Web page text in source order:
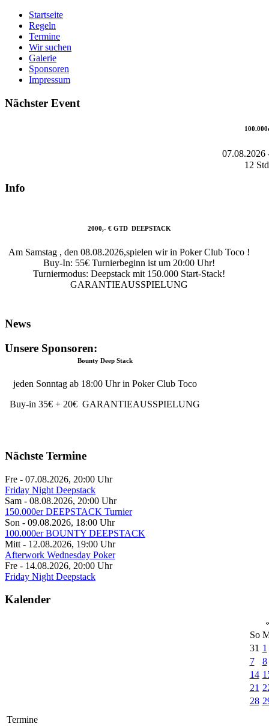
Startseite
Regeln
Termine
Wir suchen
Galerie
Sponsoren
Impressum
Nächster Event
07.08.2026
12
Info
2000,- € GTD DEEPSTACK
Am Samstag , den 08.08.2026,spielen wir in Poker Club Toco !
Buy-In: 55€ Turnierbeginn ist um 20:00 Uhr!
Turniermodus: Deepstack mit 150.000 Start-Stack!
GARANTIEAUSSPIELUNG
News
Bounty Deep Stack
jeden Sonntag ab 18:00 Uhr in Poker Club Toco
Buy-in 35€ + 20€ GARANTIEAUSSPIELUNG
Unsere Sponsoren:
Nächste Termine
Fre - 07.08.2026, 20:00 Uhr
Friday Night Deepstack
Sam - 08.08.2026, 20:00 Uhr
150.000er DEEPSTACK Turnier
Son - 09.08.2026, 18:00 Uhr
100.000er BOUNTY DEEPSTACK
Mitt - 12.08.2026, 19:00 Uhr
Afterwork Wednesday Poker
Fre - 14.08.2026, 20:00 Uhr
Friday Night Deepstack
Kalender
So
31 1
7
8
14
21
28
Termine